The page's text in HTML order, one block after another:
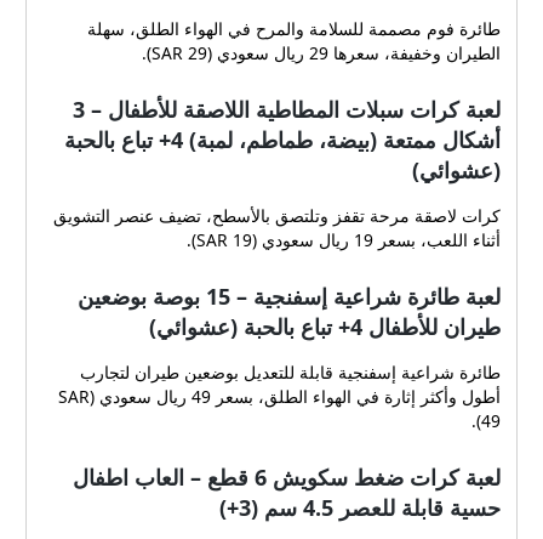
طائرة فوم مصممة للسلامة والمرح في الهواء الطلق، سهلة
الطيران وخفيفة، سعرها 29 ريال سعودي (SAR 29).
لعبة كرات سبلات المطاطية اللاصقة للأطفال – 3
أشكال ممتعة (بيضة، طماطم، لمبة) 4+ تباع بالحبة
(عشوائي)
كرات لاصقة مرحة تقفز وتلتصق بالأسطح، تضيف عنصر التشويق
أثناء اللعب، بسعر 19 ريال سعودي (SAR 19).
لعبة طائرة شراعية إسفنجية – 15 بوصة بوضعين
طيران للأطفال 4+ تباع بالحبة (عشوائي)
طائرة شراعية إسفنجية قابلة للتعديل بوضعين طيران لتجارب
أطول وأكثر إثارة في الهواء الطلق، بسعر 49 ريال سعودي (SAR
49).
لعبة كرات ضغط سكويش 6 قطع – العاب اطفال
حسية قابلة للعصر 4.5 سم (3+)